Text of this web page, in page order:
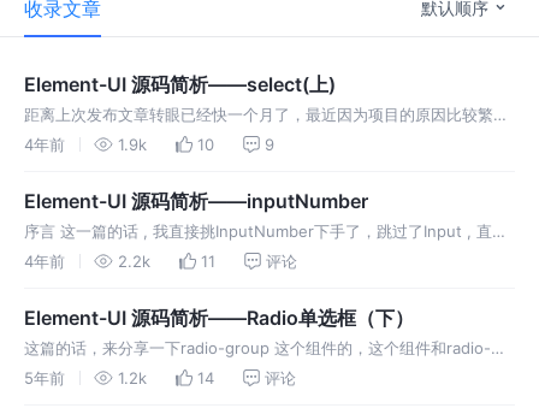
收录文章 默认顺序
Element-UI 源码简析——select(上)
距离上次发布文章转眼已经快一个月了，最近因为项目的原因比较繁
忙，，所有一直断更，但是不要在意这些小细节，步入正题。 按照顺序
4年前 1.9k 10 9
Element-UI 源码简析——inputNumber
序言 这一篇的话 , 我直接挑InputNumber下手了，跳过了Input , 直接
就拿InputNumber来讲， 感觉InputNumber比较简单，废话就不多说
4年前 2.2k 11 评论
Element-UI 源码简析——Radio单选框（下）
这篇的话，来分享一下radio-group 这个组件的，这个组件和radio-
button是息息相关的，但是radio-button和radio又很类似，所有就不
5年前 1.2k 14 评论